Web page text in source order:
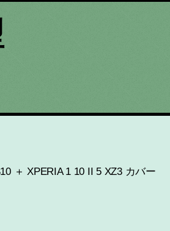
＋ XPERIA 1 10 II 5 XZ3 カバー